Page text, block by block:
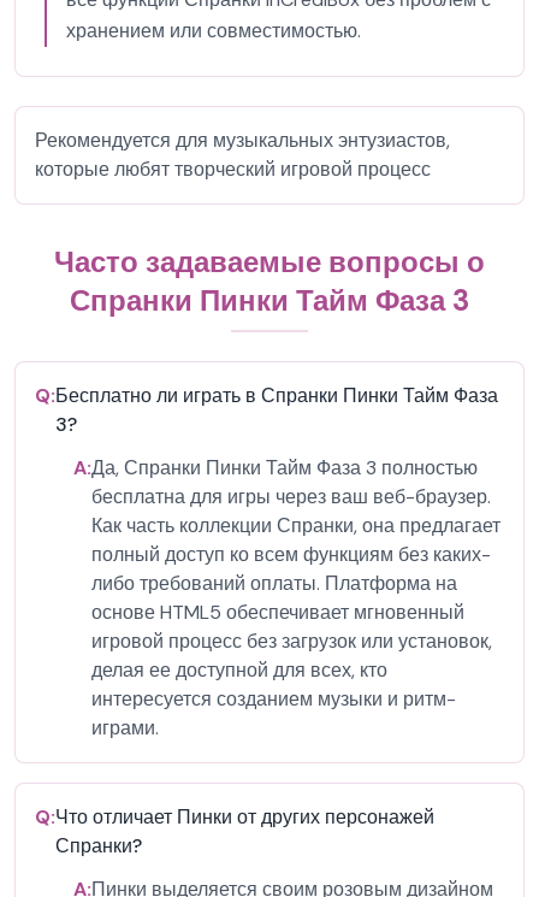
хранением или совместимостью.
Рекомендуется для музыкальных энтузиастов,
которые любят творческий игровой процесс
Часто задаваемые вопросы о
Спранки Пинки Тайм Фаза 3
Q:Бесплатно ли играть в Спранки Пинки Тайм Фаза
3?
A:Да, Спранки Пинки Тайм Фаза 3 полностью
бесплатна для игры через ваш веб-браузер.
Как часть коллекции Спранки, она предлагает
полный доступ ко всем функциям без каких-
либо требований оплаты. Платформа на
основе HTML5 обеспечивает мгновенный
игровой процесс без загрузок или установок,
делая ее доступной для всех, кто
интересуется созданием музыки и ритм-
играми.
Q:Что отличает Пинки от других персонажей
Спранки?
A:Пинки выделяется своим розовым дизайном